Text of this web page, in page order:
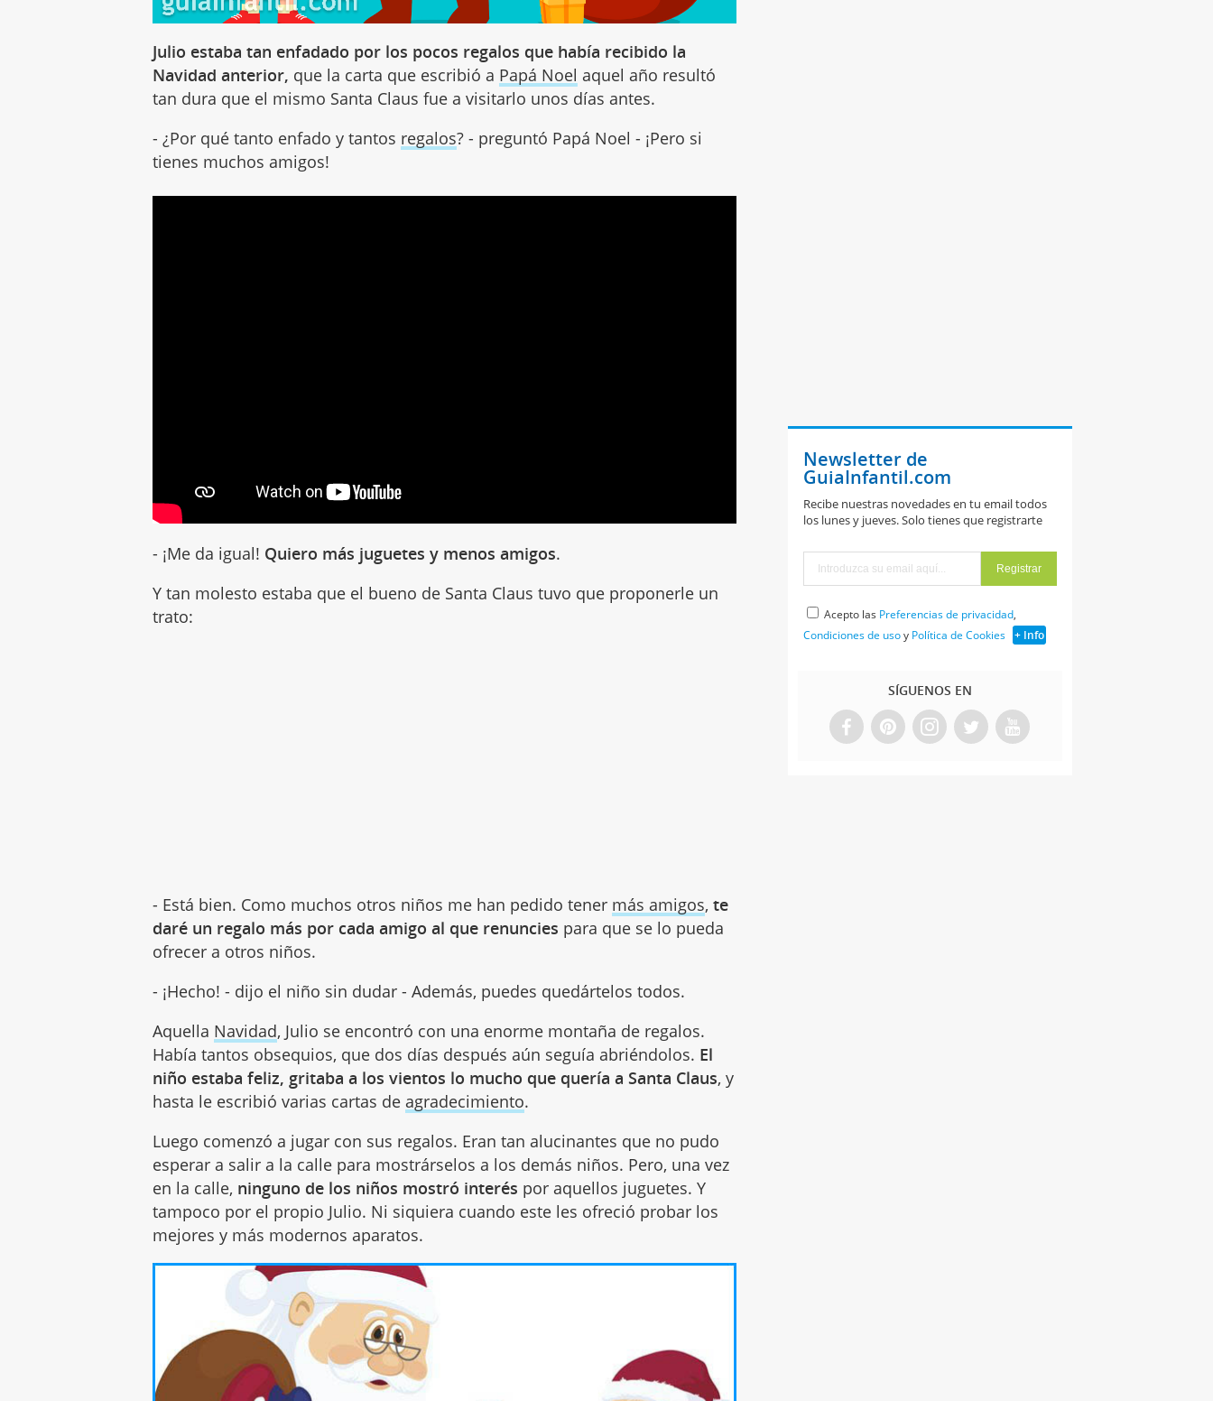
Julio estaba tan enfadado por los pocos regalos que había recibido la
Navidad anterior, que la carta que escribió a Papá Noel aquel año resultó
tan dura que el mismo Santa Claus fue a visitarlo unos días antes.
- ¿Por qué tanto enfado y tantos regalos? - preguntó Papá Noel - ¡Pero si
tienes muchos amigos!
- ¡Me da igual! Quiero más juguetes y menos amigos.
Y tan molesto estaba que el bueno de Santa Claus tuvo que proponerle un
trato:
- Está bien. Como muchos otros niños me han pedido tener más amigos,te
daré un regalo más por cada amigo al que renuncies para que se lo pueda
ofrecer a otros niños.
- ¡Hecho! - dijo el niño sin dudar - Además, puedes quedártelos todos.
Aquella Navidad, Julio se encontró con una enorme montaña de regalos.
Había tantos obsequios, que dos días después aún seguía abriéndolos. El
niño estaba feliz, gritaba a los vientos lo mucho que quería a Santa Claus, y
hasta le escribió varias cartas de agradecimiento.
Luego comenzó a jugar con sus regalos. Eran tan alucinantes que no pudo
esperar a salir a la calle para mostrárselos a los demás niños. Pero, una vez
en la calle, ninguno de los niños mostró interés por aquellos juguetes. Y
tampoco por el propio Julio. Ni siquiera cuando este les ofreció probar los
mejores y más modernos aparatos.
Newsletter de
GuiaInfantil.com
Recibe nuestras novedades en tu email todos
los lunes y jueves. Solo tienes que registrarte
Acepto las Preferencias de privacidad,
Condiciones de usoy Política de Cookies + Info
SÍGUENOS EN